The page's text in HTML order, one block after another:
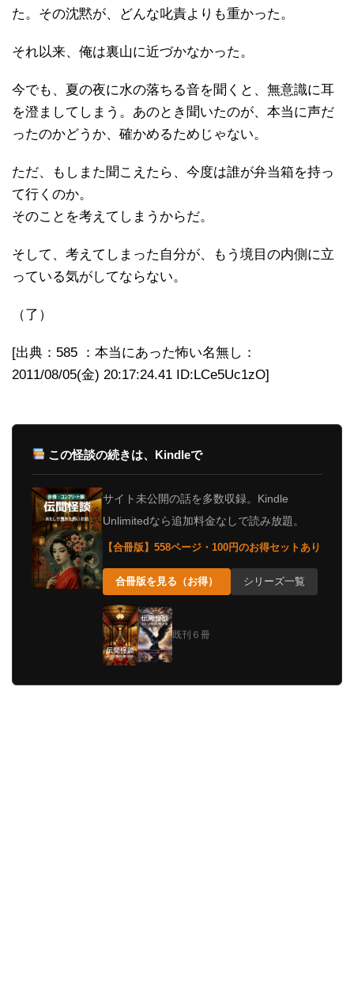
た。その沈黙が、どんな叱責よりも重かった。
それ以来、俺は裏山に近づかなかった。
今でも、夏の夜に水の落ちる音を聞くと、無意識に耳
を澄ましてしまう。あのとき聞いたのが、本当に声だ
ったのかどうか、確かめるためじゃない。
ただ、もしまた聞こえたら、今度は誰が弁当箱を持っ
て行くのか。
そのことを考えてしまうからだ。
そして、考えてしまった自分が、もう境目の内側に立
っている気がしてならない。
（了）
[出典：585 ：本当にあった怖い名無し：
2011/08/05(金) 20:17:24.41 ID:LCe5Uc1zO]
この怪談の続きは、Kindleで
サイト未公開の話を多数収録。Kindle
Unlimitedなら追加料金なしで読み放題。
【合冊版】558ページ・100円のお得セットあり
合冊版を見る（お得） シリーズ一覧
既刊６冊